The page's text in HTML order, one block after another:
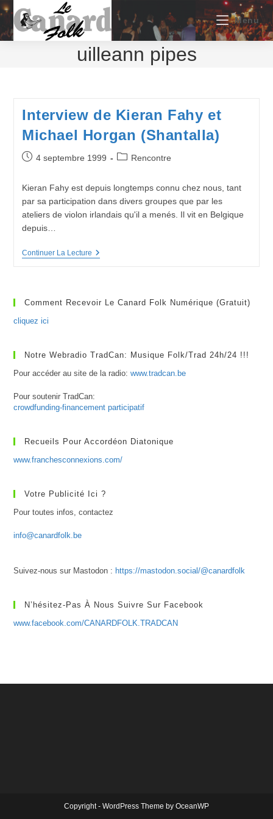
Skip
to
content
Menu
uilleann pipes
Interview de Kieran Fahy et
Michael Horgan (Shantalla)
Publication
4 septembre 1999
PostRencontre
Kieran Fahy est depuis longtemps connu chez nous, tant
par sa participation dans divers groupes que par les
ateliers de violon irlandais qu'il a menés. Il vit en Belgique
depuis…
Continuer La LectureInterview
Michael
Comment Recevoir Le Canard Folk Numérique (gratuit)
cliquez ici
Notre Webradio TradCan: Musique Folk/Trad 24h/24 !!!
Pour accéder au site de la radio:www.tradcan.be
Pour soutenir TradCan:
crowdfunding-financement participatif
Recueils Pour Accordéon Diatonique
www.franchesconnexions.com/
Votre Publicité Ici ?
Pour toutes infos, contactez
info@canardfolk.be
Suivez-nous sur Mastodon : https://mastodon.social/@canardfolk
N’hésitez-Pas À Nous Suivre Sur Facebook
www.facebook.com/CANARDFOLK.TRADCAN
Copyright - WordPress Theme by OceanWP